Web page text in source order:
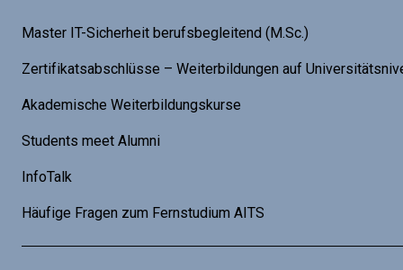
Master IT-Sicherheit berufsbegleitend (M.Sc.)
Zertifikatsabschlüsse – Weiterbildungen auf
Akademische Weiterbildungskurse
Students meet Alumni
InfoTalk
Häufige Fragen zum Fernstudium AITS